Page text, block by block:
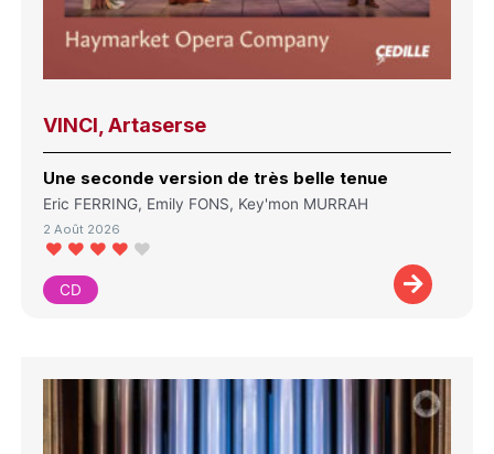
VINCI, Artaserse
Une seconde version de très belle tenue
Eric FERRING, Emily FONS, Key'mon MURRAH
2 Août 2026
CD